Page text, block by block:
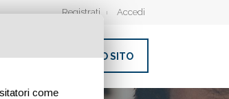
Registrati Accedi
INSERISCI IL TUO SITO
come